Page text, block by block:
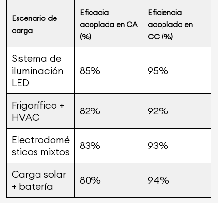
Escenario de
carga
Eficacia
acoplada en CA
(%)
Eficiencia
acoplada en
CC (%)
Sistema de
iluminación
LED
85% 95%
Frigorífico +
HVAC
82% 92%
Electrodomé
sticos mixtos
83% 93%
Carga solar
+ batería
80% 94%